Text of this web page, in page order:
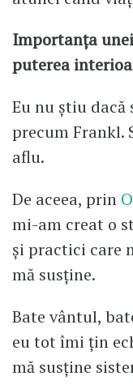
Importanța
puterea
Eu nu știu
precum Frankl.
aflu.
De aceea, prin
mi-am creat o
și practici care
mă susține.
Bate vântul,
eu tot îmi țin
mă susține